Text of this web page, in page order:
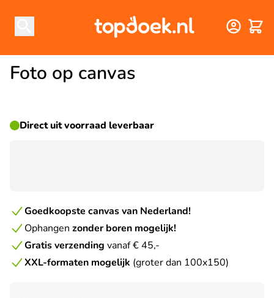
Foto op canvas
Direct uit voorraad leverbaar
Goedkoopste canvas van Nederland!
Ophangen zonder boren mogelijk!
Gratis verzending vanaf € 45,-
XXL-formaten mogelijk (groter dan 100x150)